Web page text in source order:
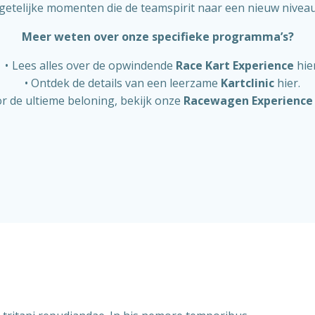
momenten die de teamspirit naar een nieuw
Meer weten over onze specifieke programma’s?
Lees alles over de opwindende Race Kart Experience
Ontdek de details van een leerzame Kartclinic hier.
de ultieme beloning, bekijk onze Racewagen Experience